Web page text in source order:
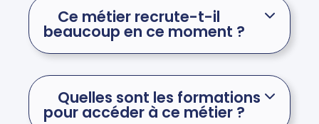
Ce métier recrute-t-il
beaucoup en ce moment ?
Quelles sont les formations
pour accéder à ce métier ?